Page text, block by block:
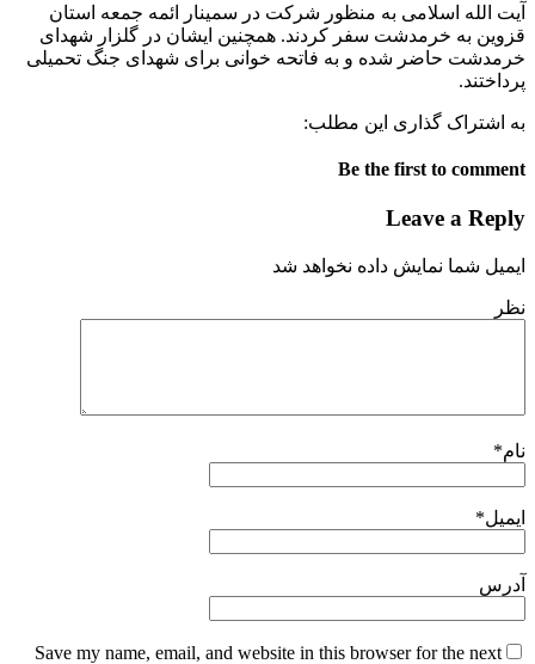
آیت الله اسلامی به منظور شرکت در سمینار ائمه جمعه استان
قزوین به خرمدشت سفر کردند. همچنین ایشان در گلزار شهدای
خرمدشت حاضر شده و به فاتحه خوانی برای شهدای جنگ تحمیلی
پرداختند.
به اشتراک گذاری این مطلب:
Be the first to comment
Leave a Reply
ایمیل شما نمایش داده نخواهد شد
نظر
نام*
ایمیل*
آدرس
Save my name, email, and website in this browser for the next